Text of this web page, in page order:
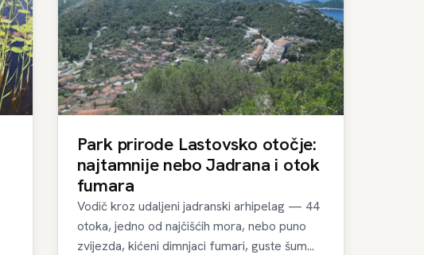
Park prirode Lastovsko otočje:
najtamnije nebo Jadrana i otok
fumara
Vodič kroz udaljeni jadranski arhipelag — 44
otoka, jedno od najčišćih mora, nebo puno
zvijezda, kićeni dimnjaci fumari, guste šum...